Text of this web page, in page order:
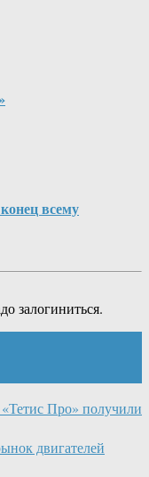
всему
залогиниться.
Про» получили
двигателей